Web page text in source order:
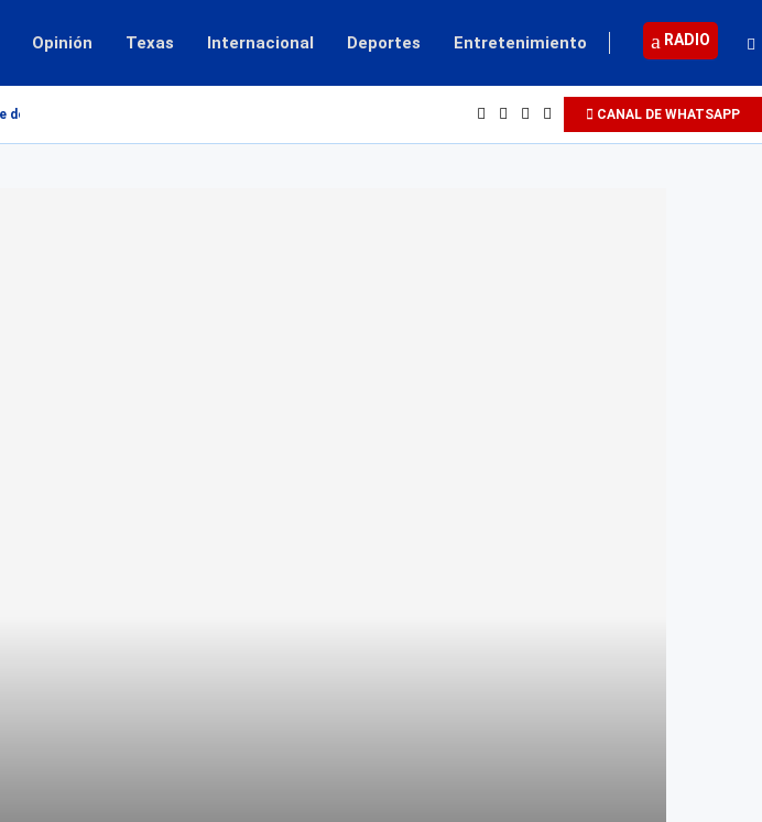
Opinión Texas Internacional Deportes Entretenimiento RADIO
defensa mutua CANAL DE WHATSAPP